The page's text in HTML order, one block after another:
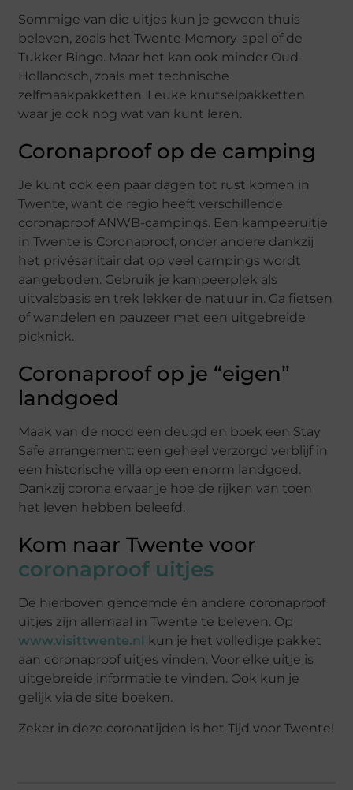
Sommige van die uitjes kun je gewoon thuis
beleven, zoals het Twente Memory-spel of de
Tukker Bingo. Maar het kan ook minder Oud-
Hollandsch, zoals met technische
zelfmaakpakketten. Leuke knutselpakketten
waar je ook nog wat van kunt leren.
Coronaproof op de camping
Je kunt ook een paar dagen tot rust komen in
Twente, want de regio heeft verschillende
coronaproof ANWB-campings. Een kampeeruitje
in Twente is Coronaproof, onder andere dankzij
het privésanitair dat op veel campings wordt
aangeboden. Gebruik je kampeerplek als
uitvalsbasis en trek lekker de natuur in. Ga fietsen
of wandelen en pauzeer met een uitgebreide
picknick.
Coronaproof op je “eigen”
landgoed
Maak van de nood een deugd en boek een Stay
Safe arrangement: een geheel verzorgd verblijf in
een historische villa op een enorm landgoed.
Dankzij corona ervaar je hoe de rijken van toen
het leven hebben beleefd.
Kom naar Twente voor
coronaproof uitjes
De hierboven genoemde én andere coronaproof
uitjes zijn allemaal in Twente te beleven. Op
www.visittwente.nl
kun je het volledige pakket
aan coronaproof uitjes vinden. Voor elke uitje is
uitgebreide informatie te vinden. Ook kun je
gelijk via de site boeken.
Zeker in deze coronatijden is het Tijd voor Twente!